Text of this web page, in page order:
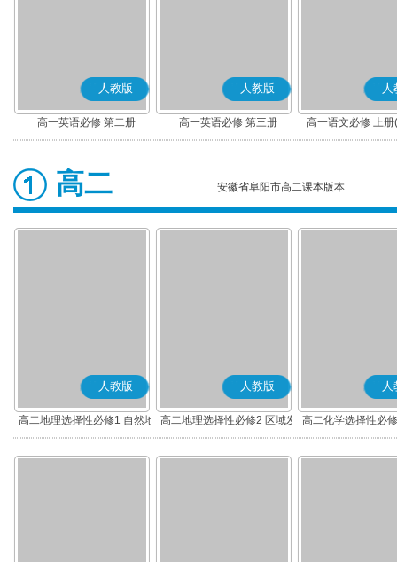
人教版
高一英语必修 第二册
人教版
高一英语必修 第三册
人
高一语文必修 上
高二 安徽省阜阳市高二课本版本
人教版
高二地理选择性必修1 自然地
理基础
人教版
高二地理选择性必修2 区域发
展
人
高二化学选择性必
应原理